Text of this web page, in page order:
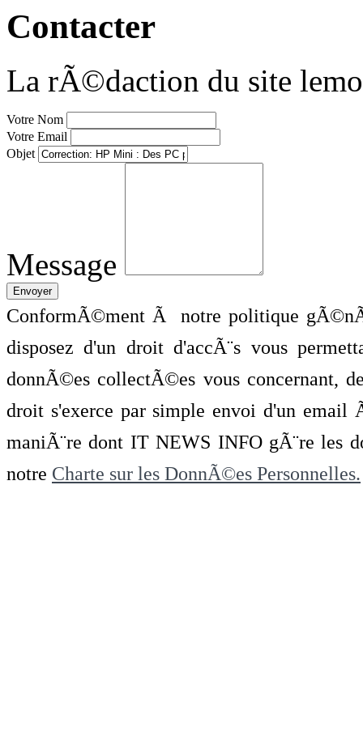
Contacter
La rÃ©daction du site
Votre Nom
Votre Email
Objet
Message
ConformÃ©ment Ã notre politique
disposez d'un droit d'accÃ¨s vous
donnÃ©es collectÃ©es vous concernant,
droit s'exerce par simple envoi d'un
maniÃ¨re dont IT NEWS INFO gÃ¨re les
notre Charte sur les DonnÃ©es Personnelles.